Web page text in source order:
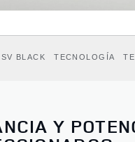
SV BLACK TECNOLOGÍA
Y